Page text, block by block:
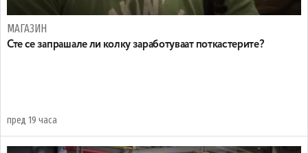
МАГАЗИН
Сте се запрашале ли колку заработуваат поткастерите?
пред 19 часа